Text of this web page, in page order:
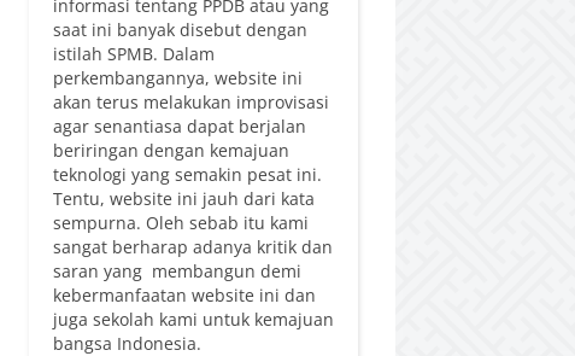
informasi tentang PPDB atau yang
saat ini banyak disebut dengan
istilah SPMB. Dalam
perkembangannya, website ini
akan terus melakukan improvisasi
agar senantiasa dapat berjalan
beriringan dengan kemajuan
teknologi yang semakin pesat ini.
Tentu, website ini jauh dari kata
sempurna. Oleh sebab itu kami
sangat berharap adanya kritik dan
saran yang membangun demi
kebermanfaatan website ini dan
juga sekolah kami untuk kemajuan
bangsa Indonesia.